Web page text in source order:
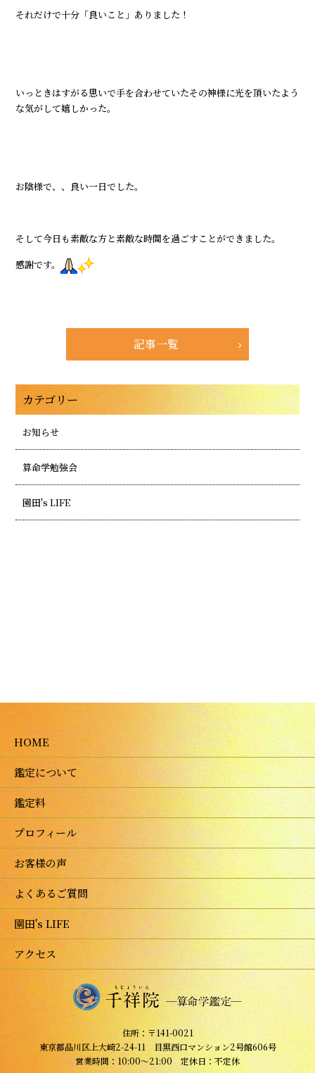
それだけで十分「良いこと」ありました！
いっときはすがる思いで手を合わせていたその神様に光を頂いたよう
な気がして嬉しかった。
お陰様で、、良い一日でした。
そして今日も素敵な方と素敵な時間を過ごすことができました。
感謝です。
記事一覧
カテゴリー
お知らせ
算命学勉強会
園田's LIFE
HOME
鑑定について
鑑定料
プロフィール
お客様の声
よくあるご質問
園田's LIFE
アクセス
住所：〒141-0021
東京都品川区上大崎2-24-11 目黒西口マンション2号館606号
営業時間：10:00～21:00 定休日：不定休